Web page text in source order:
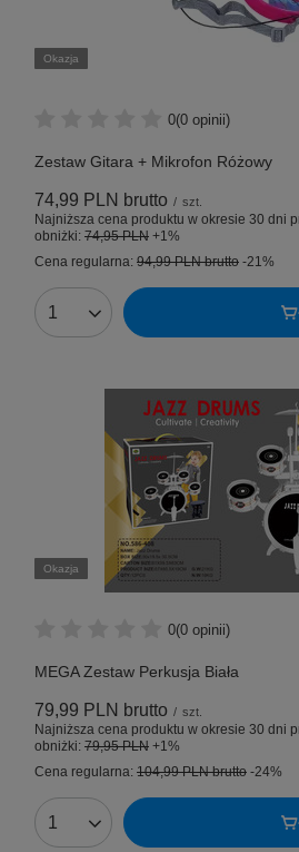
Okazja
0(0 opinii)
Zestaw Gitara + Mikrofon Różowy
74,99 PLN brutto / szt.
Najniższa cena produktu w okresie 30 dni
obniżki: 74,95 PLN +1%
Cena regularna: 94,99 PLNbrutto -21%
Okazja
0(0 opinii)
MEGA Zestaw Perkusja Biała
79,99 PLN brutto / szt.
Najniższa cena produktu w okresie 30 dni
obniżki: 79,95 PLN +1%
Cena regularna: 104,99 PLNbrutto -24%